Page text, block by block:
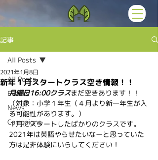
記事
All Posts
Events
News
Campaigns
All Posts
新年１月スタートクラス空き情報！！
2021年1月8日
月曜日16:00クラスまだ空きあります！！
（対象：小学１年生（４月より新一年生が入
る可能性があります。）
１月にスタートしたばかりのクラスです。
2021年は英語やらせたいなーと思っていた
方は是非体験にいらしてください！